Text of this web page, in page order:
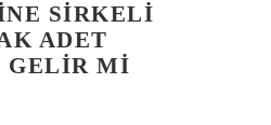
SIRKELI
ADET
GELIR MI